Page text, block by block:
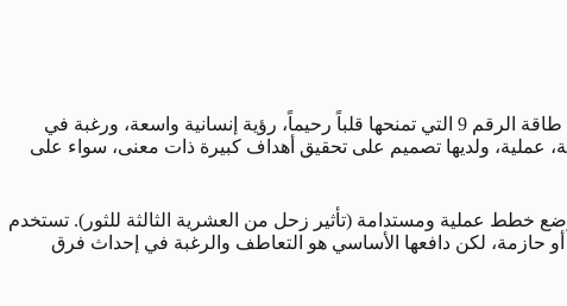
(خاصة في عشريته الثالثة ذات التأثير الزحلي)، مع طاقة الرقم 9 التي تمنحها قلباً رحيماً، رؤية إنسانية واسعة، ورغبة في
والاستقلالية للرقم 1، والطموح والقدرة على الإدارة للرقم 8 (من يوم الميلاد 18). هي امرأة قوية، عملية، ولديها تصميم على تحقيق أهداف كبيرة ذات معنى، سواء على
مولودة 18 مايو، وهي تدير مؤسسة خيرية أو مشروعاً اجتماعياً. نراها تعمل بجد ومثابرة (الثور والرقم 8) لوضع خطط عملية ومستدامة (تأثير زحل من العشرية الثالثة للثور). تستخدم
لتحقيق أهداف طموحة تخدم قضية إنسانية تؤمن بها بشدة (الرقم 9). قد تبدو أحياناً جادة أو حازمة، لكن دافعها الأساسي هو التعاطف والرغبة في إحداث فرق